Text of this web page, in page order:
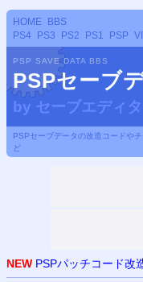
HOME
BBS
PS4
PS3 PS2 PS1 PSP
PSP SAVE DATA BBS
PSPセーブ
by セーブエディ
PSPセーブデータの改造コードや
ど
NEW PSPパッチコード改